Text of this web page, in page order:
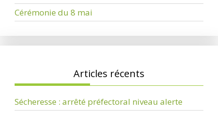
Cérémonie du 8 mai
Articles récents
Sécheresse : arrêté préfectoral niveau alerte